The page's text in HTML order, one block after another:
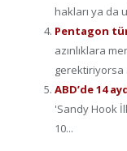
hakları ya da
Pentagon
azınlıklara
gerektiriyorsa
ABD’de 14
'Sandy Hook
10...